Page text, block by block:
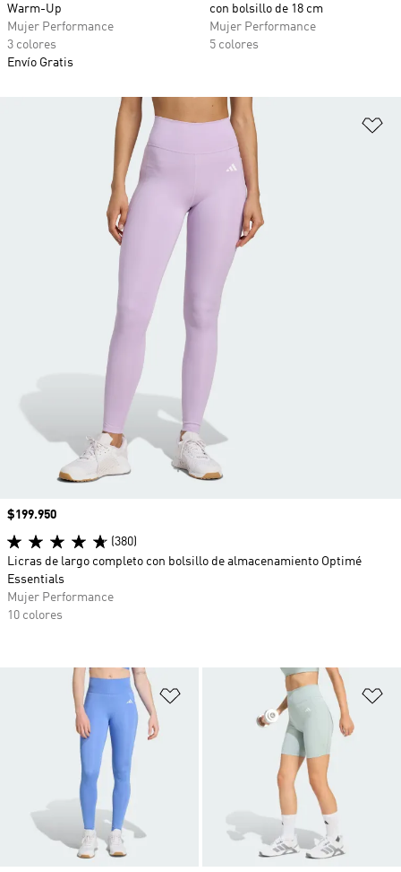
Warm-Up
Mujer Performance
3 colores
Envío Gratis
con bolsillo de 18 cm
Mujer Performance
5 colores
Añadir a la lista de deseos
Precio
$199.950
(380)
Licras de largo completo con bolsillo de almacenamiento Optimé
Essentials
Mujer Performance
10 colores